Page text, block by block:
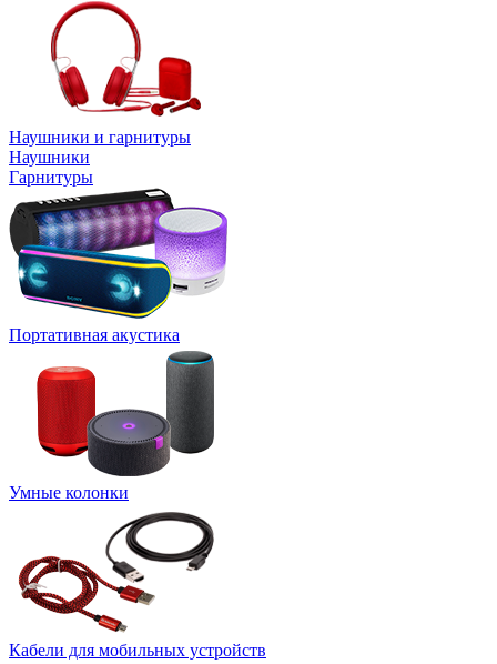
Наушники и гарнитуры
Наушники
Гарнитуры
Портативная акустика
Умные колонки
Кабели для мобильных устройств